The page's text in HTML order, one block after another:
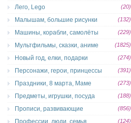
Лего, Lego (20)
Малышам, большие рисунки (132)
Машины, корабли, самолёты (229)
Мультфильмы, сказки, аниме (1825)
Новый год, елки, подарки (274)
Персонажи, герои, принцессы (391)
Праздники, 8 марта, Маме (273)
Предметы, игрушки, посуда (188)
Прописи, развивающие (856)
Профессии, люди, семья (124)